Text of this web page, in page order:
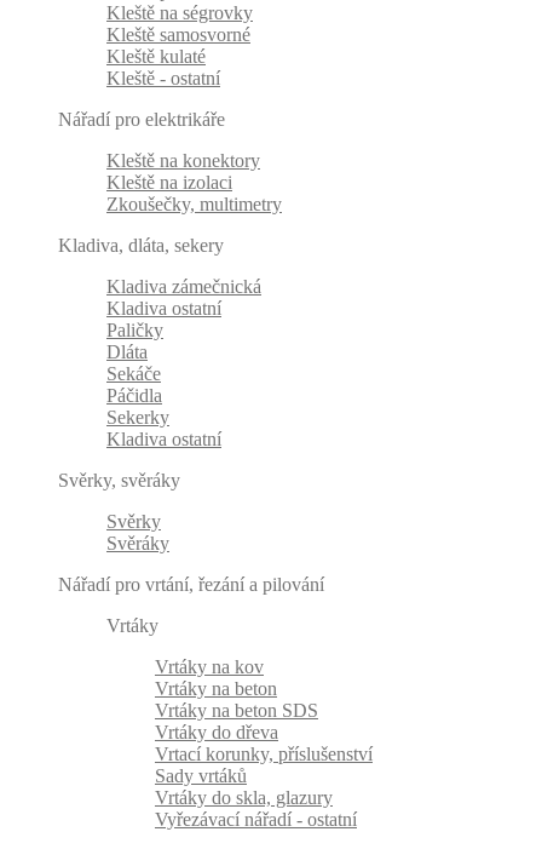
Kleště na ségrovky
Kleště samosvorné
Kleště kulaté
Kleště - ostatní
Nářadí pro elektrikáře
Kleště na konektory
Kleště na izolaci
Zkoušečky, multimetry
Kladiva, dláta, sekery
Kladiva zámečnická
Kladiva ostatní
Paličky
Dláta
Sekáče
Páčidla
Sekerky
Kladiva ostatní
Svěrky, svěráky
Svěrky
Svěráky
Nářadí pro vrtání, řezání a pilování
Vrtáky
Vrtáky na kov
Vrtáky na beton
Vrtáky na beton SDS
Vrtáky do dřeva
Vrtací korunky, příslušenství
Sady vrtáků
Vrtáky do skla, glazury
Vyřezávací nářadí - ostatní